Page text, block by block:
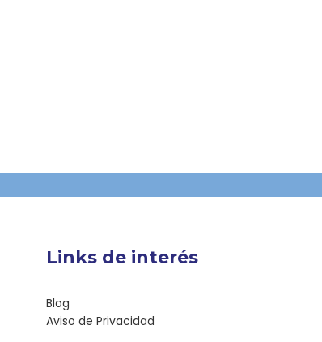
Links de interés
Blog
Aviso de Privacidad